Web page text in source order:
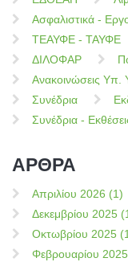
Ασφαλιστικά -
ΤΕΑΥΦΕ - ΤΑΥΦΕ
ΔΙΛΟΦΑΡ
Ανακοινώσεις Υπ.
Συνέδρια
Συνέδρια -
ΑΡΘΡΑ
Απριλίου 2026 (1)
Δεκεμβρίου 2025
Οκτωβρίου 2025
Φεβρουαρίου